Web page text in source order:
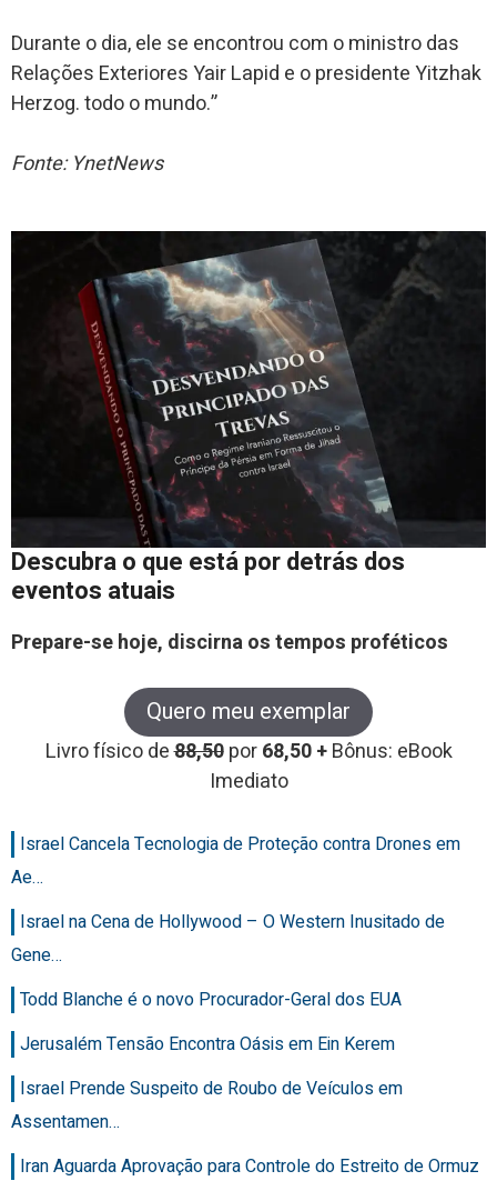
Durante o dia, ele se encontrou com o ministro das
Relações Exteriores Yair Lapid e o presidente Yitzhak
Herzog. todo o mundo.”
Fonte: YnetNews
Descubra o que está por detrás dos
eventos atuais
Prepare-se hoje, discirna os tempos proféticos
Quero meu exemplar
Livro físico de88,50 por68,50 +Bônus: eBook
Imediato
Israel Cancela Tecnologia de Proteção contra Drones em
Ae…
Israel na Cena de Hollywood – O Western Inusitado de
Gene…
Todd Blanche é o novo Procurador-Geral dos EUA
Jerusalém Tensão Encontra Oásis em Ein Kerem
Israel Prende Suspeito de Roubo de Veículos em
Assentamen…
Iran Aguarda Aprovação para Controle do Estreito de Ormuz